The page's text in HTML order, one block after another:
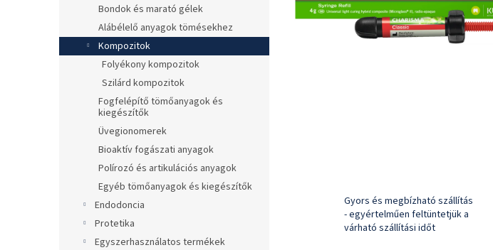
Bondok és marató gélek
​​Alábélelő anyagok tömésekhez
Kompozitok
Folyékony kompozitok
Szilárd kompozitok
Fogfelépítő tömőanyagok és
kiegészítők
Üvegionomerek
Bioaktív fogászati anyagok
Polírozó és artikulációs anyagok
Egyéb tömőanyagok és kiegészítők
Endodoncia
Protetika
Egyszerhasználatos termékek
Gyors és megbízható szállítás
- egyértelműen feltüntetjük a
várható szállítási időt